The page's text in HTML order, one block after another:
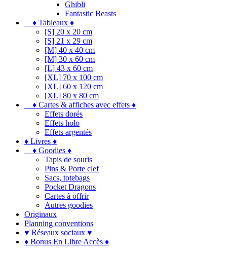
Ghibli
Fantastic Beasts
♦ Tableaux ♦
[S] 20 x 20 cm
[S] 21 x 29 cm
[M] 40 x 40 cm
[M] 30 x 60 cm
[L] 43 x 60 cm
[XL] 70 x 100 cm
[XL] 60 x 120 cm
[XL] 80 x 80 cm
♦ Cartes & affiches avec effets ♦
Effets dorés
Effets holo
Effets argentés
♦ Livres ♦
♦ Goodies ♦
Tapis de souris
Pins & Porte clef
Sacs, totebags
Pocket Dragons
Cartes à offrir
Autres goodies
Originaux
Planning conventions
♥ Réseaux sociaux ♥
♦ Bonus En Libre Accès ♦